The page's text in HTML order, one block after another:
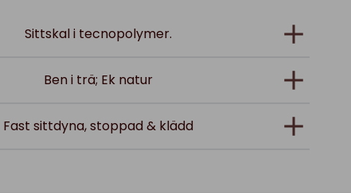
Sittskal i tecnopolymer.
Ben i trä; Ek natur
Fast sittdyna, stoppad & klädd